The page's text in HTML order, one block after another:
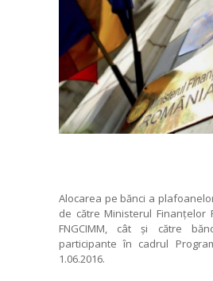
Alocarea pe bănci a
de către Ministerul Finanțelor
FNGCIMM, cât și către
participante în cadrul
1.06.2016.